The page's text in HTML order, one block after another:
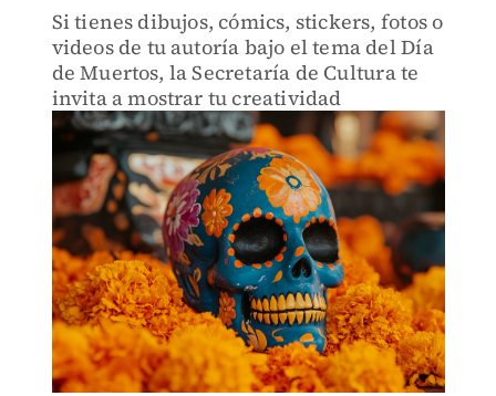
Si tienes dibujos, cómics, stickers, fotos o
videos de tu autoría bajo el tema del Día
de Muertos, la Secretaría de Cultura te
invita a mostrar tu creatividad